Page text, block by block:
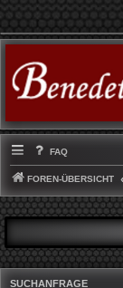
FAQ
FOREN-ÜBERSICHT
SUCHANFRAGE